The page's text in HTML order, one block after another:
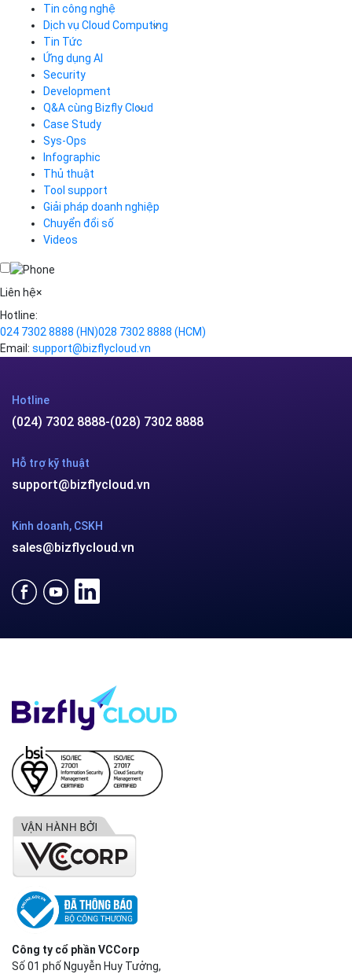
Tin công nghệ
Dịch vụ Cloud Computing
Cloud Server
CDN
Load Balancer
Auto Scaling
Container Registry
Kubernetes
Cloud Database
Call Center
Business Email
Simple Storage
VOD
VPN
Traffic Manager
Cloud VPS
Videos
Tin Tức
Ứng dụng AI
Security
Development
Q&A cùng Bizfly Cloud
Q&A về Bizfly Cloud Server
Thao tác kết nối tới server
Videos
Q&A về Bizfly Business Email
Videos
Case Study
Sys-Ops
Infographic
Thủ thuật
Tool support
Giải pháp doanh nghiệp
Chuyển đổi số
Videos
Liên hệ×
Hotline:
024 7302 8888 (HN)028 7302 8888 (HCM)
Email: support@bizflycloud.vn
Hotline
(024) 7302 8888-(028) 7302 8888
Hỗ trợ kỹ thuật
support@bizflycloud.vn
Kinh doanh, CSKH
sales@bizflycloud.vn
Công ty cổ phần VCCorp
Số 01 phố Nguyễn Huy Tưởng,